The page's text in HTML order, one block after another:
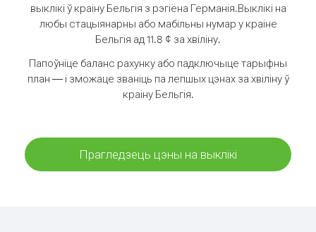
выклікі ў краіну Бельгія з рэгіёна Германія.Выклікі на
любы стацыянарны або мабільны нумар у краіне
Бельгія ад 11.8 ¢ за хвіліну.
Папоўніце баланс рахунку або падключыце тарыфны
план — і зможаце званіць па лепшых цэнах за хвіліну ў
краіну Бельгія.
Прагледзець цэны на выклікі